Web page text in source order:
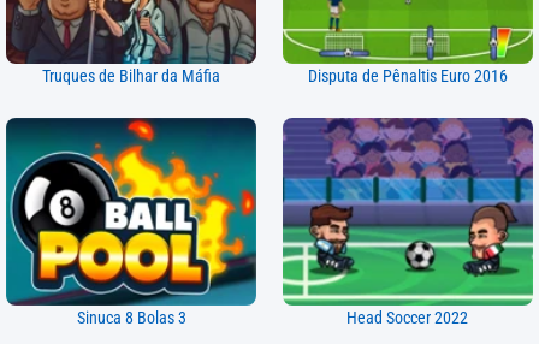
Truques de Bilhar da Máfia Disputa de Pênaltis Euro 2016
Sinuca 8 Bolas 3 Head Soccer 2022